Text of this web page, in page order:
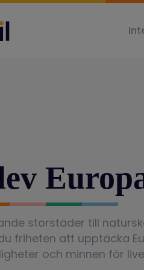
storstäder till
friheten att upptäcka
och minnen för